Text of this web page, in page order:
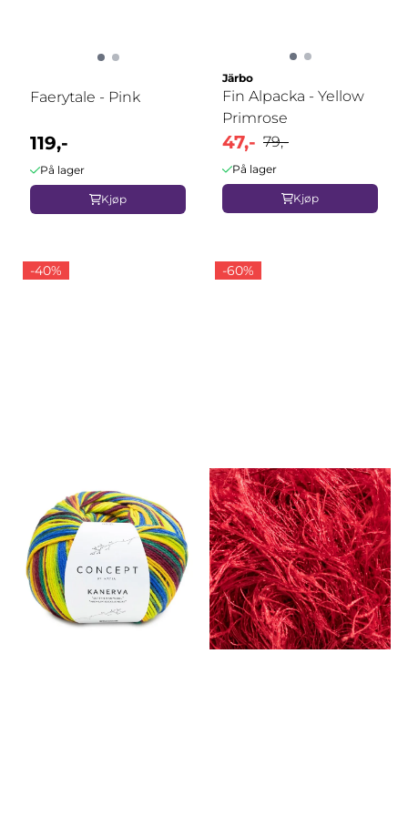
Faerytale - Pink
119,-
På lager
Kjøp
Järbo
Fin Alpacka - Yellow
Primrose
47,- 79,-
På lager
Kjøp
-40% -60%